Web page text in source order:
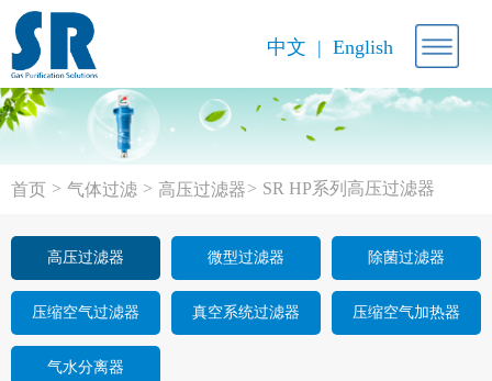
中文 English
首页 > 气体过滤 > 高压过滤器> SR HP系列高压过滤器
高压过滤器 微型过滤器 除菌过滤器
压缩空气过滤器 真空系统过滤器 压缩空气加热器
气水分离器